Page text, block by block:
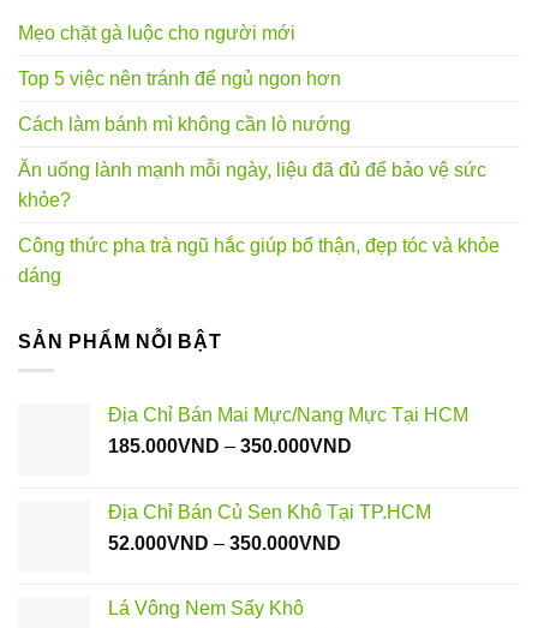
Mẹo chặt gà luộc cho người mới
Top 5 việc nên tránh để ngủ ngon hơn
Cách làm bánh mì không cần lò nướng
Ăn uống lành mạnh mỗi ngày, liệu đã đủ để bảo vệ sức
khỏe?
Công thức pha trà ngũ hắc giúp bổ thận, đẹp tóc và khỏe
dáng
SẢN PHẨM NỖI BẬT
Địa Chỉ Bán Mai Mực/Nang Mực Tại HCM
185.000VND – 350.000VND
185.000VND
Địa Chỉ Bán Củ Sen Khô Tại TP.HCM
52.000VND – 350.000VND
Lá Vông Nem Sấy Khô